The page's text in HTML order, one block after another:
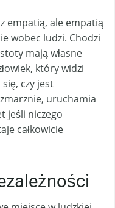
empatią, ale empatią
wobec ludzi. Chodzi
mają własne
który widzi
czy jest
uruchamia
jeśli niczego
całkowicie